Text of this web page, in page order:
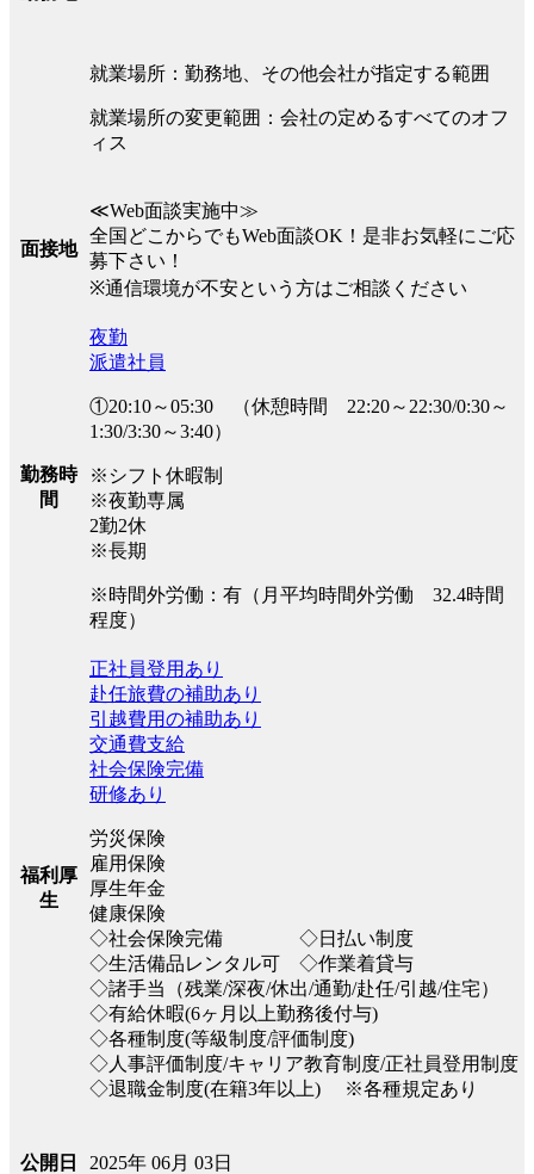
就業場所：勤務地、その他会社が指定する範囲
就業場所の変更範囲：会社の定めるすべてのオフ
ィス
面接地
≪Web面談実施中≫
全国どこからでもWeb面談OK！是非お気軽にご応
募下さい！
※通信環境が不安という方はご相談ください
勤務時
間
夜勤
派遣社員
①20:10～05:30 （休憩時間 22:20～22:30/0:30～
1:30/3:30～3:40）
※シフト休暇制
※夜勤専属
2勤2休
※長期
※時間外労働：有（月平均時間外労働 32.4時間
程度）
福利厚
生
正社員登用あり
赴任旅費の補助あり
引越費用の補助あり
交通費支給
社会保険完備
研修あり
労災保険
雇用保険
厚生年金
健康保険
◇社会保険完備 ◇日払い制度
◇生活備品レンタル可 ◇作業着貸与
◇諸手当（残業/深夜/休出/通勤/赴任/引越/住宅）
◇有給休暇(6ヶ月以上勤務後付与)
◇各種制度(等級制度/評価制度)
◇人事評価制度/キャリア教育制度/正社員登用制度
◇退職金制度(在籍3年以上) ※各種規定あり
公開日 2025年 06月 03日